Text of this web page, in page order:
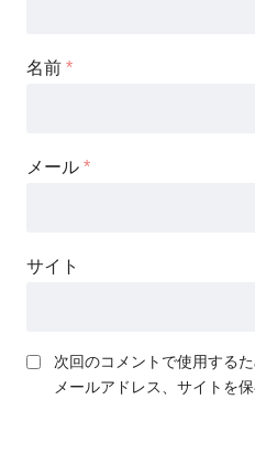
名前 *
メール *
サイト
次回のコメントで使用する
メールアドレス、サイトを保